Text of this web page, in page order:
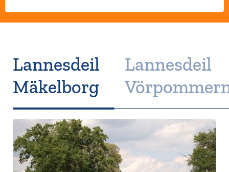
Lannesdeil
Mäkelborg
Lannesdeil